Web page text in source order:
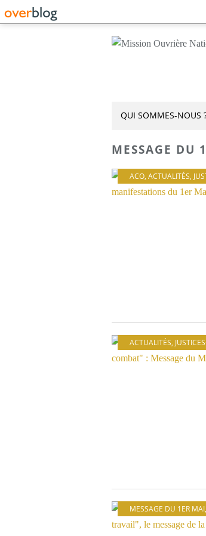
QUI SOMMES-NOUS
MESSAGE DU
ACO, ACTUALITÉS,
ACTUALITÉS,
MESSAGE DU 1ER MAI,